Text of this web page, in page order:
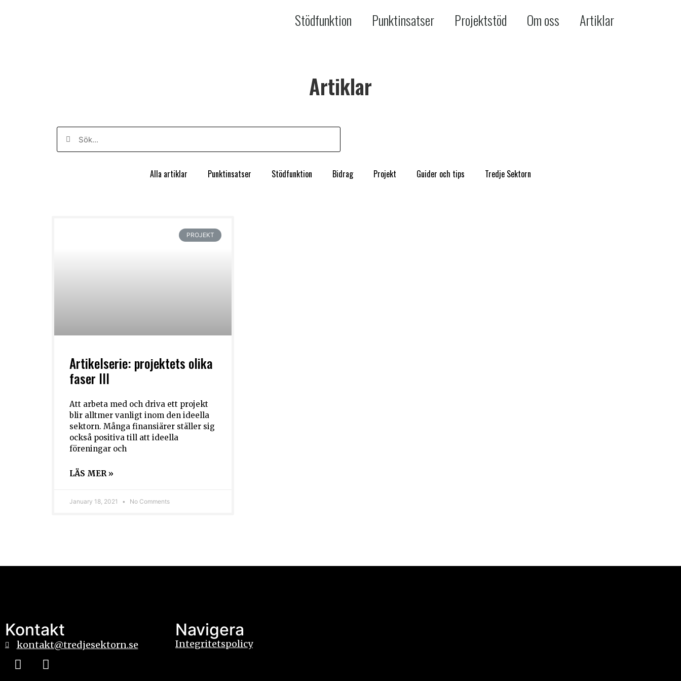
Stödfunktion Punktinsatser Projektstöd Om oss Artiklar
Artiklar
Alla artiklar Punktinsatser Stödfunktion Bidrag Projekt Guider och tips Tredje Sektorn
PROJEKT
Artikelserie: projektets olika
faser III
Att arbeta med och driva ett projekt
blir alltmer vanligt inom den ideella
sektorn. Många finansiärer ställer sig
också positiva till att ideella
föreningar och
LÄS MER »
January 18, 2021 No Comments
Kontakt
kontakt@tredjesektorn.se
Navigera
Integritetspolicy